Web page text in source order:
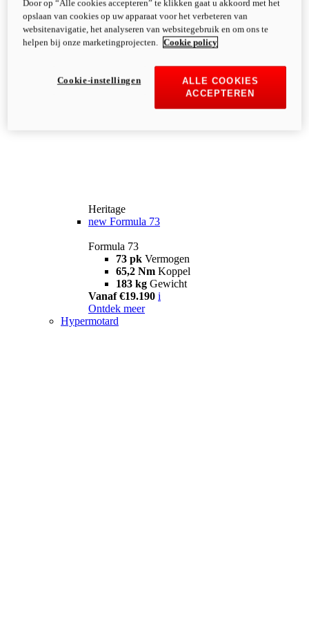
Heritage
new Formula 73
Formula 73
73 pk Vermogen
65,2 Nm Koppel
183 kg Gewicht
Vanaf €19.190 i
Ontdek meer
Hypermotard
Door op “Alle cookies accepteren” te klikken gaat u akkoord met het
opslaan van cookies op uw apparaat voor het verbeteren van
websitenavigatie, het analyseren van websitegebruik en om ons te
helpen bij onze marketingprojecten.
Cookie policy
ALLE COOKIES
ACCEPTEREN
Cookie-instellingen